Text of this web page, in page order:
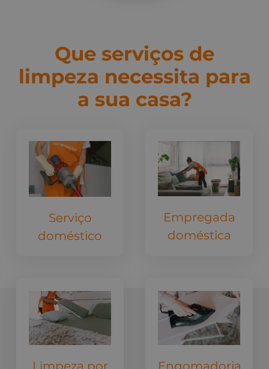
Que serviços de
limpeza necessita para
a sua casa?
Serviço
doméstico
Empregada
doméstica